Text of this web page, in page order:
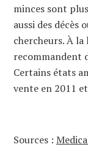
minces sont
aussi des décès
chercheurs. À
recommandent
Certains états
vente en 2011
Sources :